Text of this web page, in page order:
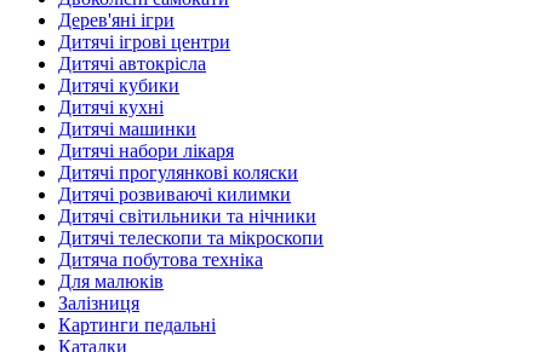
Дерев'яні ігри
Дитячі ігрові центри
Дитячі автокрісла
Дитячі кубики
Дитячі кухні
Дитячі машинки
Дитячі набори лікаря
Дитячі прогулянкові коляски
Дитячі розвиваючі килимки
Дитячі світильники та нічники
Дитячі телескопи та мікроскопи
Дитяча побутова техніка
Для малюків
Залізниця
Картинги педальні
Каталки